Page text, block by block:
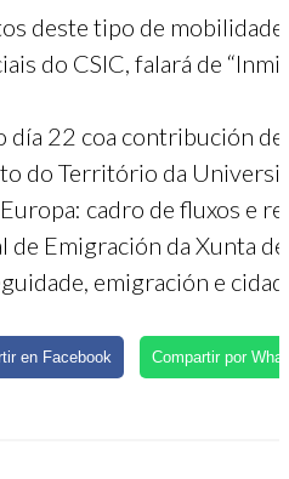
deste tipo de
do CSIC, falará de
día 22 coa contribución
do Território da
cadro de fluxos e
de Emigración da Xunta
emigración e
en Facebook Compartir por